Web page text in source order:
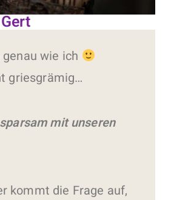
wie ich
griesgrämig…
mit unseren
kommt die Frage auf,